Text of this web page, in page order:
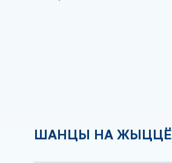
ШАНЦЫ НА ЖЫЦЦЁ